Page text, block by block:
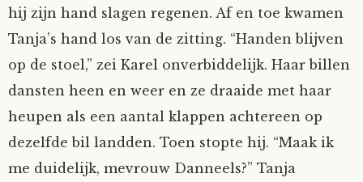
hij zijn hand slagen regenen. Af en toe kwamen
Tanja’s hand los van de zitting. “Handen blijven
op de stoel,” zei Karel onverbiddelijk. Haar billen
dansten heen en weer en ze draaide met haar
heupen als een aantal klappen achtereen op
dezelfde bil landden. Toen stopte hij. “Maak ik
me duidelijk, mevrouw Danneels?” Tanja